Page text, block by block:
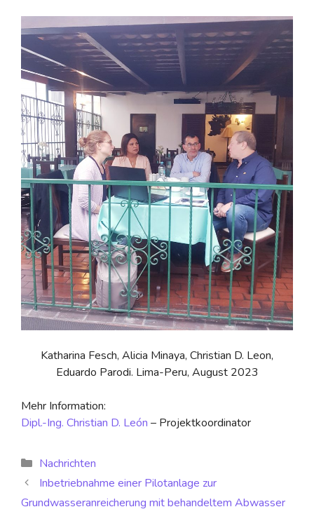
Katharina Fesch, Alicia Minaya, Christian D. Leon,
Eduardo Parodi. Lima-Peru, August 2023
Mehr Information:
Dipl.-Ing. Christian D. León – Projektkoordinator
Nachrichten
Inbetriebnahme einer Pilotanlage zur
Grundwasseranreicherung mit behandeltem Abwasser